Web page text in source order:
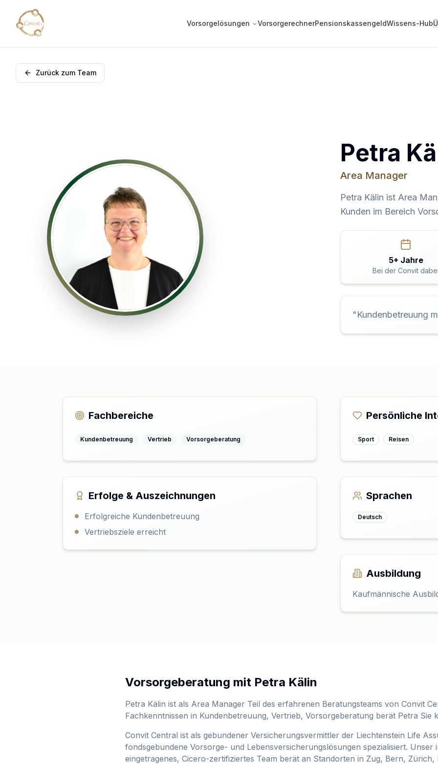
Vorsorgelösungen VorsorgerechnerPensionskassengeldWissens-Hub
Zurück zum Team
Petra
Area Manager
Petra Kälin ist Area
Kunden im Bereich
5+ Jahre
Bei der Convit
"Kundenbetreuung
Fachbereiche
Kundenbetreuung Vertrieb Vorsorgeberatung
Erfolge & Auszeichnungen
Erfolgreiche Kundenbetreuung
Vertriebsziele erreicht
Persönliche
Sport Reisen
Sprachen
Deutsch
Ausbildung
Kaufmännische
Vorsorgeberatung mit Petra Kälin
Petra Kälin ist als Area Manager Teil des erfahrenen Beratungsteams von Convit
Fachkenntnissen in Kundenbetreuung, Vertrieb, Vorsorgeberatung berät Petra Sie
Convit Central ist als gebundener Versicherungsvermittler der Liechtenstein Life
fondsgebundene Vorsorge- und Lebensversicherungslösungen spezialisiert. Unser
eingetragenes, Cicero-zertifiziertes Team berät an Standorten in Zug, Bern,